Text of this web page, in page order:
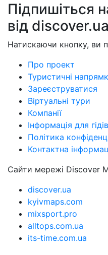
Підпишіться
від
Натискаючи кнопку, ви
Про проект
Туристичні
Зареєструватися
Віртуальні тури
Компанії
Інформація для гідів
Політика
Контактна
Сайти мережі Discover
discover.ua
kyivmaps.com
mixsport.pro
alltops.com.ua
its-time.com.ua